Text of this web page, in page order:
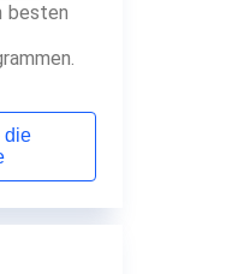
besten
die